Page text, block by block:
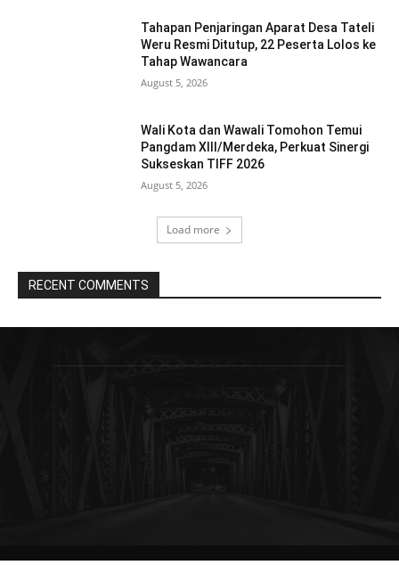
Tahapan Penjaringan Aparat Desa Tateli
Weru Resmi Ditutup, 22 Peserta Lolos ke
Tahap Wawancara
August 5, 2026
Wali Kota dan Wawali Tomohon Temui
Pangdam XIII/Merdeka, Perkuat Sinergi
Sukseskan TIFF 2026
August 5, 2026
Load more
RECENT COMMENTS